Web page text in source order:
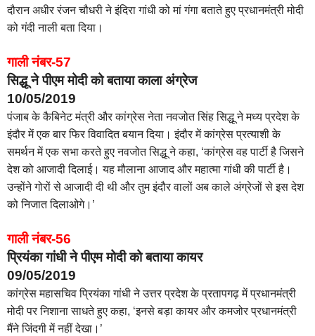
दौरान अधीर रंजन चौधरी ने इंदिरा गांधी को मां गंगा बताते हुए प्रधानमंत्री मोदी
को गंदी नाली बता दिया।
गाली नंबर-57
सिद्धू ने पीएम मोदी को बताया काला अंग्रेज
10/05/2019
पंजाब के कैबिनेट मंत्री और कांग्रेस नेता नवजोत सिंह सिद्धू ने मध्य प्रदेश के
इंदौर में एक बार फिर विवादित बयान दिया। इंदौर में कांग्रेस प्रत्याशी के
समर्थन में एक सभा करते हुए नवजोत सिद्धू ने कहा, ‘कांग्रेस वह पार्टी है जिसने
देश को आजादी दिलाई। यह मौलाना आजाद और महात्मा गांधी की पार्टी है।
उन्होंने गोरों से आजादी दी थी और तुम इंदौर वालों अब काले अंग्रेजों से इस देश
को निजात दिलाओगे।’
गाली नंबर-56
प्रियंका गांधी ने पीएम मोदी को बताया कायर
09/05/2019
कांग्रेस महासचिव प्रियंका गांधी ने उत्तर प्रदेश के प्रतापगढ़ में प्रधानमंत्री
मोदी पर निशाना साधते हुए कहा, ‘इनसे बड़ा कायर और कमजोर प्रधानमंत्री
मैंने जिंदगी में नहीं देखा।’